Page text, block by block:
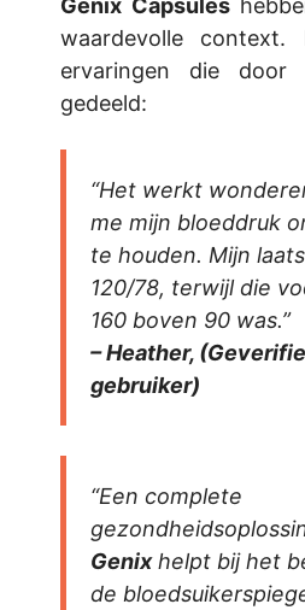
Genix Capsules
waardevolle context.
ervaringen die door
gedeeld:
“Het werkt
me mijn bloeddruk
te houden. Mijn
120/78, terwijl die
160 boven 90 was.”
– Heather,
gebruiker)
“Een complete
Genixhelpt bij het
de